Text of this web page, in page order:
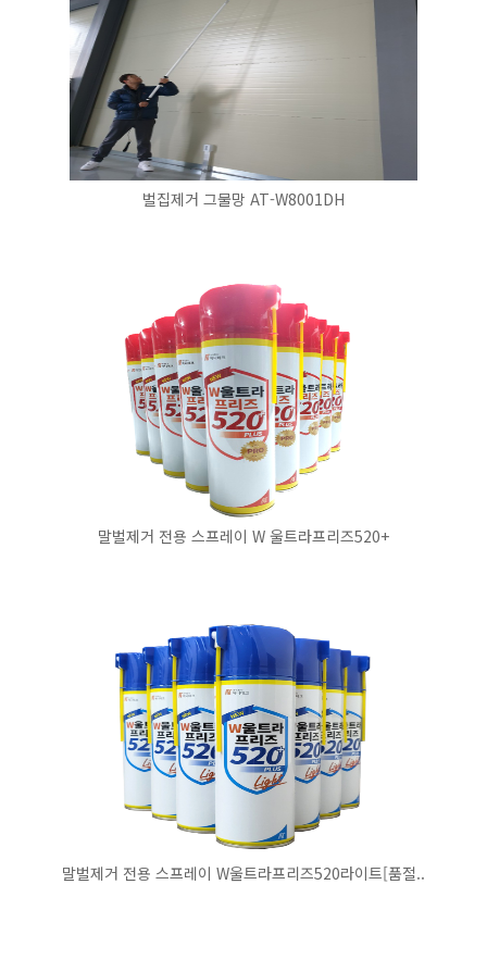
벌집제거 그물망 AT-W8001DH
말벌제거 전용 스프레이 W 울트라프리즈520+
말벌제거 전용 스프레이 W울트라프리즈520라이트[품절..